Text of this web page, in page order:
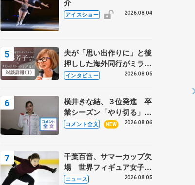
介
アイスショー 2026.08.04
夫が「思い出作りに」と後
押しした海外同行がミラノ
まで… 繁華街のリンクで
に 小林芳子さんが振り返
るスケート人生
インタビュー 2026.08.05
横井きな結、３位発進 卒
業シーズン「やり切る」
【みなとアクルス杯SP】
コメント全文 NEW 2026.08.06
千葉百音、サマーカップ欠
場 世界フィギュア女子2
位
ニュース 2026.08.05